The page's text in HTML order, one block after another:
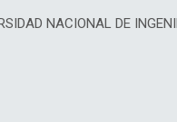
NACIONAL DE